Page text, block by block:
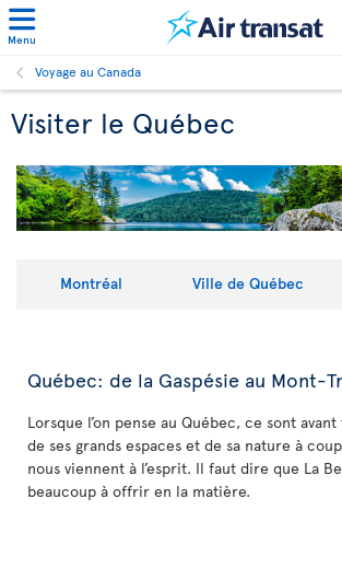
Menu
Voyage au Canada
Visiter le Québec
Montréal Ville de Québec
Québec: de la Gaspésie au Mont-
Lorsque l’on pense au Québec, ce sont
de ses grands espaces et de sa nature à
nous viennent à l’esprit. Il faut dire que La
beaucoup à offrir en la matière.